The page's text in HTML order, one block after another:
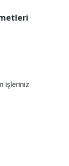
işleriniz